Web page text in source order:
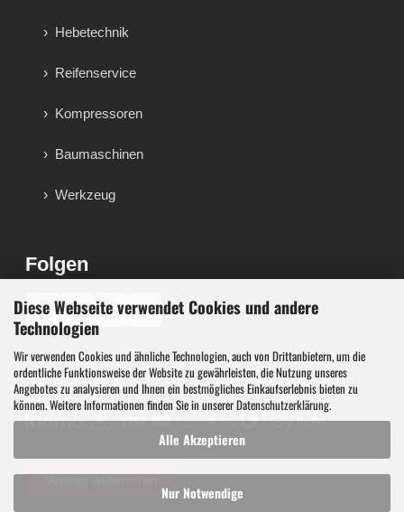
Diese Webseite verwendet Cookies und andere
Technologien
Wir verwenden Cookies und ähnliche Technologien, auch von Drittanbietern, um die
ordentliche Funktionsweise der Website zu gewährleisten, die Nutzung unseres
Angebotes zu analysieren und Ihnen ein bestmögliches Einkaufserlebnis bieten zu
können. Weitere Informationen finden Sie in unsererDatenschutzerklärung.
Alle Akzeptieren
Nur Notwendige
Hebetechnik
Reifenservice
Kompressoren
Baumaschinen
Werkzeug
Folgen
♪
Werkzeug, Maschinen und Werkstattausstattung für
Werkstatt, Garage, Handwerk und technische Betriebe.